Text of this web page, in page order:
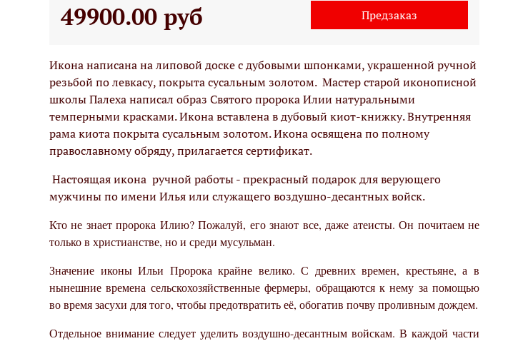
49900.00 руб Предзаказ
Икона написана на липовой доске c дубовыми шпонками, украшенной ручной
резьбой по левкасу, покрыта сусальным золотом. Мастер старой иконописной
школы Палеха написал образ Святого пророка Илии натуральными
темперными красками. Икона вставлена в дубовый киот-книжку. Внутренняя
рама киота покрыта сусальным золотом. Икона освящена по полному
православному обряду, прилагается сертификат.
Настоящая икона ручной работы - прекрасный подарок для верующего
мужчины по имени Илья или служащего воздушно-десантных войск.
Кто не знает пророка Илию? Пожалуй, его знают все, даже атеисты. Он почитаем не
только в христианстве, но и среди мусульман.
Значение иконы Ильи Пророка крайне велико. С древних времен, крестьяне, а в
нынешние времена сельскохозяйственные фермеры, обращаются к нему за помощью
во время засухи для того, чтобы предотвратить её, обогатив почву проливным дождем.
Отдельное внимание следует уделить воздушно-десантным войскам. В каждой части